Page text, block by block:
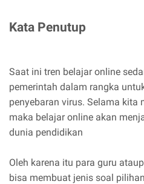
Kata Penutup
Saat ini tren belajar online
pemerintah dalam rangka
penyebaran virus. Selama kita
maka belajar online akan
dunia pendidikan
Oleh karena itu para guru
bisa membuat jenis soal